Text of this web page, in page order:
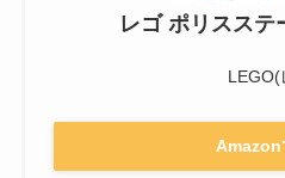
レゴ ポリスステ
LEGO(
Amazon